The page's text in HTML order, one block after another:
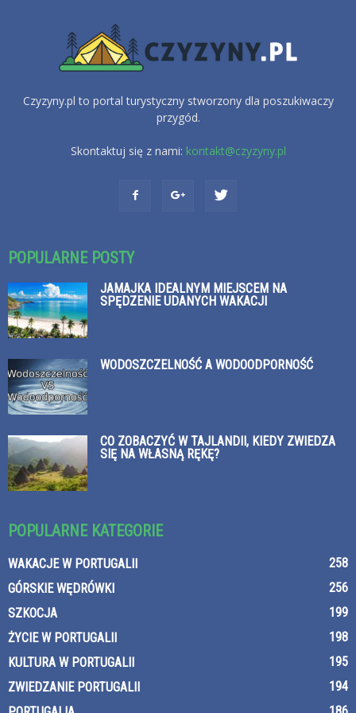
Czyzyny.pl to portal turystyczny stworzony dla poszukiwaczy
przygód.
Skontaktuj się z nami: kontakt@czyzyny.pl
POPULARNE POSTY
JAMAJKA IDEALNYM MIEJSCEM NA
SPĘDZENIE UDANYCH WAKACJI
WODOSZCZELNOŚĆ A WODOODPORNOŚĆ
CO ZOBACZYĆ W TAJLANDII, KIEDY ZWIEDZA
SIĘ NA WŁASNĄ RĘKĘ?
POPULARNE KATEGORIE
WAKACJE W PORTUGALII
258
GÓRSKIE WĘDRÓWKI
256
SZKOCJA
199
ŻYCIE W PORTUGALII
198
KULTURA W PORTUGALII
195
ZWIEDZANIE PORTUGALII
194